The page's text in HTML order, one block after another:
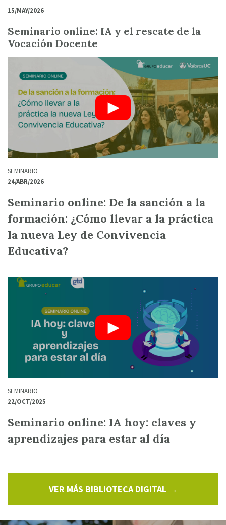
15/MAY/2026
Seminario online: IA y el rescate de la
Vocación Docente
SEMINARIO
24/ABR/2026
Seminario online: De la sanción a la
formación: ¿Cómo llevar a la práctica
la nueva Ley de Convivencia
Educativa?
SEMINARIO
22/OCT/2025
Seminario online: IA hoy: claves y
aprendizajes para estar al día
VER MÁS BIBLIOTECA DIGITAL →